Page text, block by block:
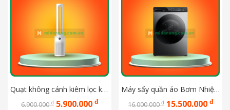
Quạt không cánh kiêm lọc không khí thông minh Xiaomi Mijia WYJHS01ZM
6.900.000đ 5.900.000 đ
Máy sấy quần áo Bơm Nhiệt Heatpump Xiaomi Mijia Mj103
16.000.000đ 15.500.000 đ